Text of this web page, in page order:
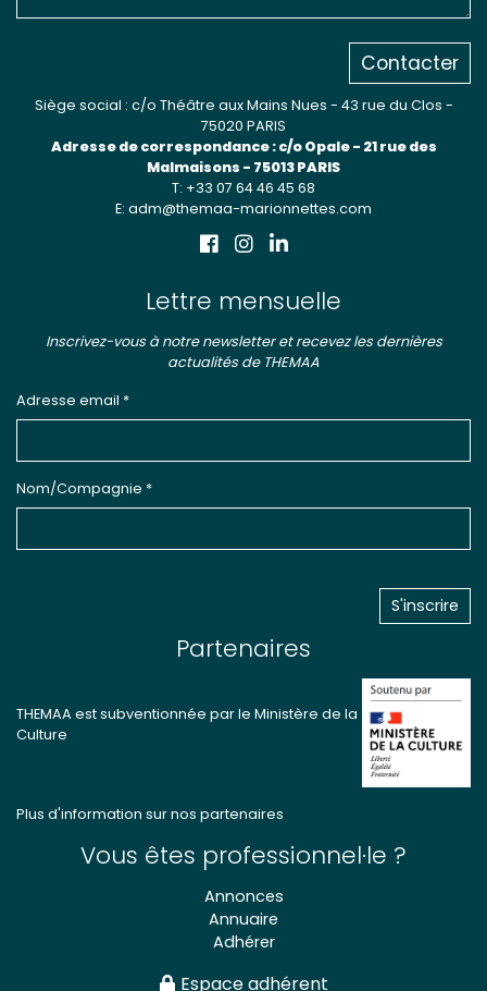
Contacter
Siège social : c/o Théâtre aux Mains Nues - 43 rue du Clos -
75020 PARIS
Adresse de correspondance : c/o Opale - 21 rue des
Malmaisons - 75013 PARIS
T: +33 07 64 46 45 68
E: adm@themaa-marionnettes.com
Lettre mensuelle
Inscrivez-vous à notre newsletter et recevez les dernières
actualités de THEMAA
Adresse email *
Nom/Compagnie *
Partenaires
THEMAA est subventionnée par le Ministère de la
Culture
Plus d'information sur nos partenaires
Vous êtes professionnel·le ?
Annonces
Annuaire
Adhérer
Espace adhérent